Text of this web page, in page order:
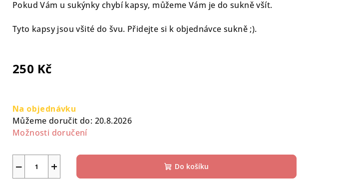
5
hvězdiček.
Pokud Vám u sukýnky chybí kapsy, můžeme Vám je do sukně všít.
Tyto kapsy jsou všité do švu. Přidejte si k objednávce sukně ;).
250 Kč
cena:
Na objednávku
Můžeme doručit do: 20.8.2026
Možnosti doručení
+
− Do košíku